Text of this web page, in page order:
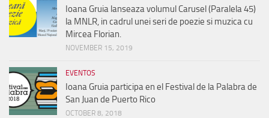
Ioana Gruia lanseaza volumul Carusel (Paralela 45)
la MNLR, in cadrul unei seri de poezie si muzica cu
Mircea Florian.
NOVEMBER 15, 2019
EVENTOS
Ioana Gruia participa en el Festival de la Palabra de
San Juan de Puerto Rico
OCTOBER 8, 2018